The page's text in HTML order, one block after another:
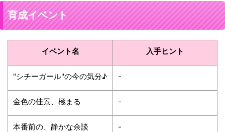
育成イベント
イベント名 入手ヒント
"シチーガール"の今の気分♪ -
金色の佳景、極まる -
本番前の、静かな余談 -